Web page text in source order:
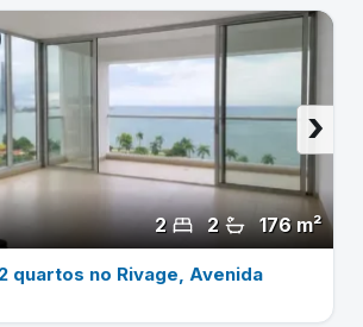
176 m²
2
2
›
quartos no Rivage, Avenida